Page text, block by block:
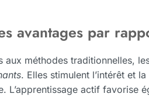
avantages par
aux méthodes traditionnelles,
. Elles stimulent l’intérêt et
L’apprentissage actif favorise